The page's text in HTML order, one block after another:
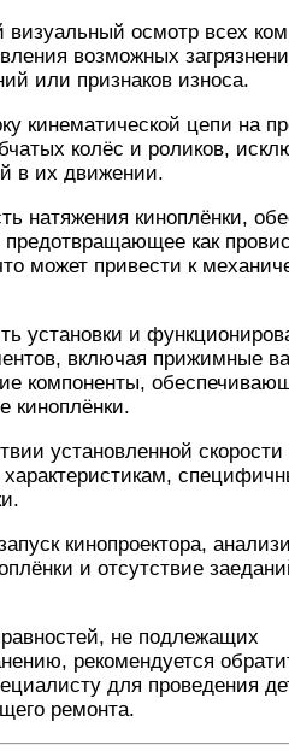
осмотр всех
возможных
или признаков износа.
кинематической цепи на
колёс и роликов,
в их движении.
натяжения киноплёнки,
как
может привести к
установки и
включая прижимные
компоненты,
киноплёнки.
установленной
характеристикам,
кинопроектора,
и отсутствие
не подлежащих
рекомендуется
для проведения
ремонта.